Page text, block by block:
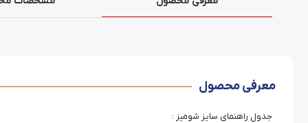
معرفی محصول
جدول راهنمای سایز شومیز :